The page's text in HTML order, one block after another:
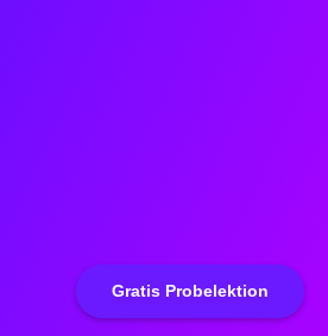
Gratis Probelektion